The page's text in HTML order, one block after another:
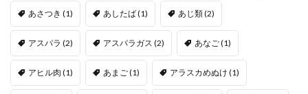
あさつき (1) あしたば(1) あじ類(2)
アスパラ (2) アスパラガス (2) あなご(1)
アヒル肉 (1) あまご(1) アラスカめぬけ (1)